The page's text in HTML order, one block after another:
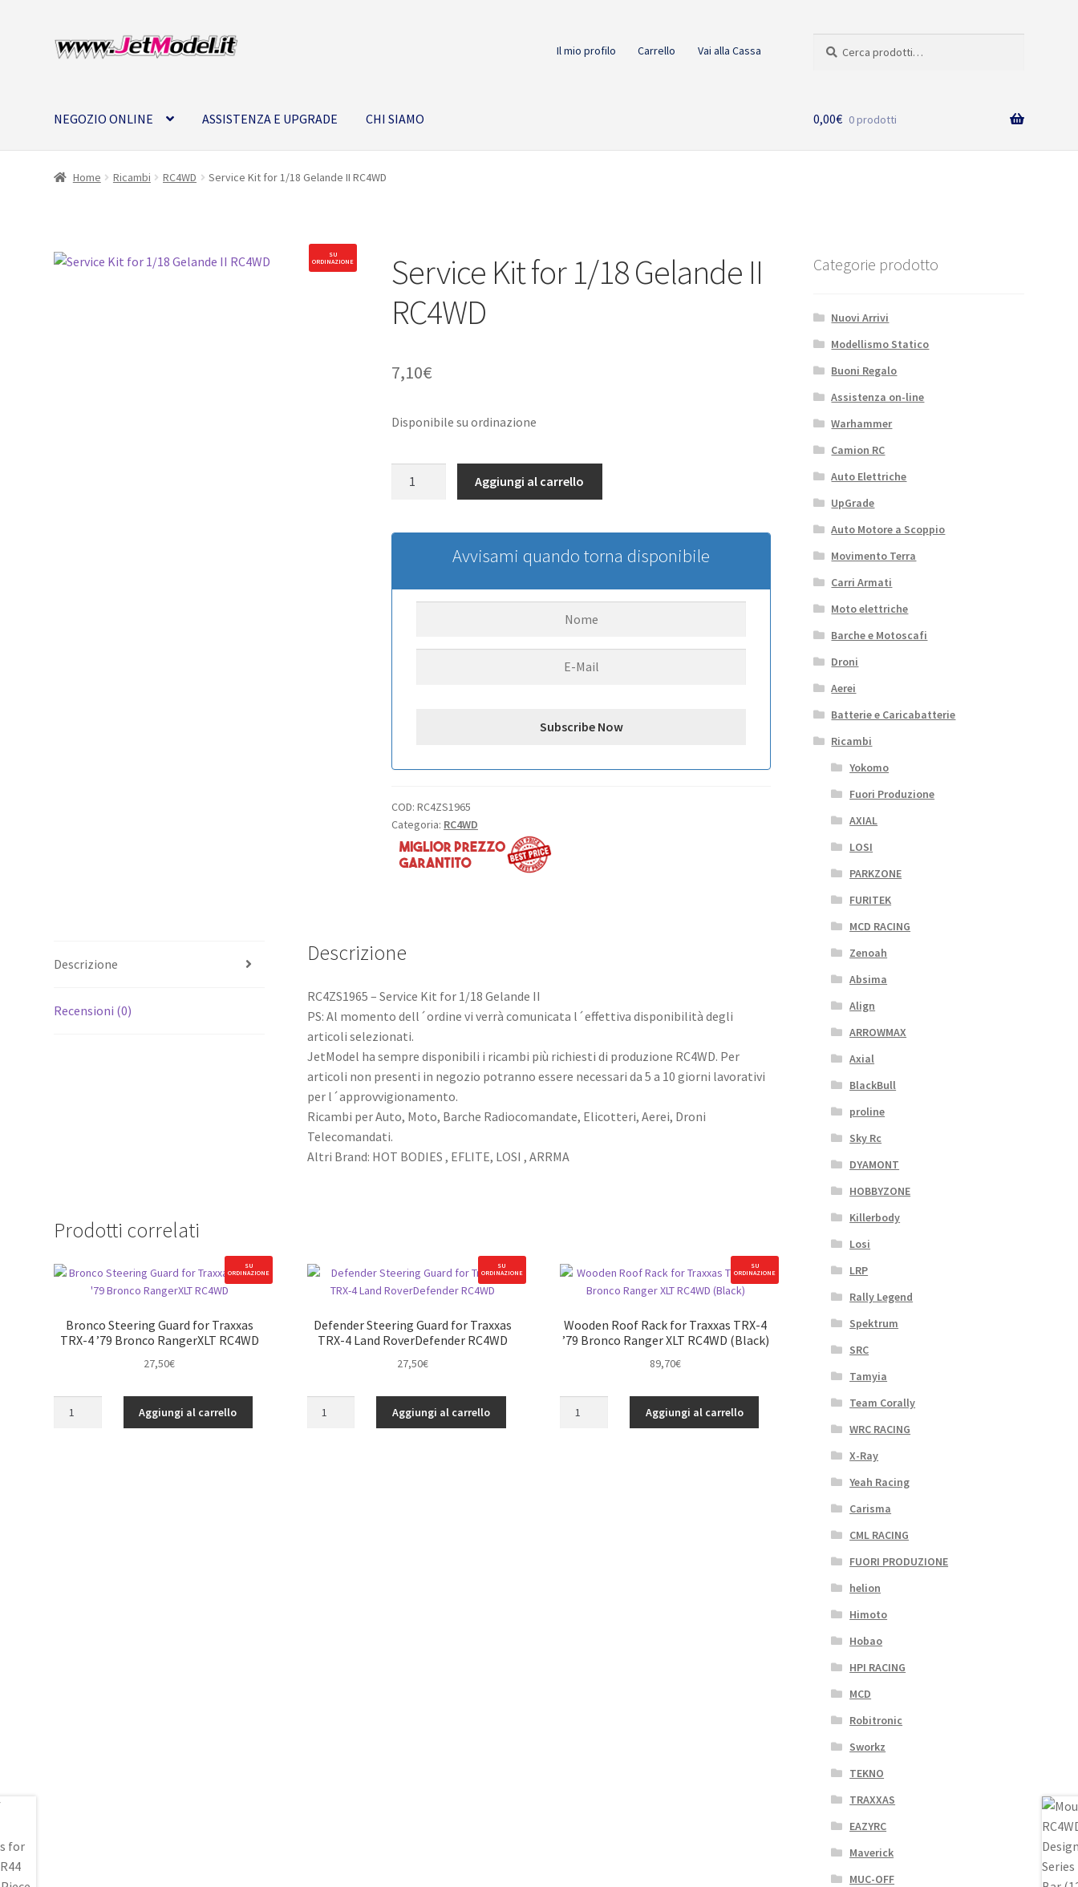
Vai
alla
Vai
al
Il mio profilo Carrello Vai alla Cassa
NEGOZIO ONLINE ASSISTENZA E UPGRADE CHI SIAMO 0,00€ 0 prodotti
Home Ricambi RC4WD Service Kit for 1/18 Gelande II RC4WD
SU
ORDINAZIONE
Service Kit for 1/18 Gelande II
RC4WD
7,10€
Disponibile su ordinazione
1/18
RC4WD
Aggiungi al carrello
Avvisami quando torna disponibile
COD: RC4ZS1965
Categoria: RC4WD
Descrizione
Recensioni (0)
Descrizione
RC4ZS1965 – Service Kit for 1/18 Gelande II
PS: Al momento dell´ordine vi verrà comunicata l´effettiva disponibilità degli
articoli selezionati.
JetModel ha sempre disponibili i ricambi più richiesti di produzione RC4WD. Per
articoli non presenti in negozio potranno essere necessari da 5 a 10 giorni lavorativi
per l´approvvigionamento.
Ricambi per Auto, Moto, Barche Radiocomandate, Elicotteri, Aerei, Droni
Telecomandati.
Altri Brand: HOT BODIES , EFLITE, LOSI , ARRMA
Prodotti correlati
SU
ORDINAZIONE
Bronco Steering Guard for Traxxas
TRX-4 ’79 Bronco RangerXLT RC4WD
27,50€
Aggiungi al carrello
SU
ORDINAZIONE
Defender Steering Guard for Traxxas
TRX-4 Land RoverDefender RC4WD
27,50€
Aggiungi al carrello
SU
ORDINAZIONE
Wooden Roof Rack for Traxxas TRX-4
’79 Bronco Ranger XLT RC4WD (Black)
89,70€
Aggiungi al carrello
Categorie prodotto
Nuovi Arrivi
Modellismo Statico
Buoni Regalo
Assistenza on-line
Warhammer
Camion RC
Auto Elettriche
UpGrade
Auto Motore a Scoppio
Movimento Terra
Carri Armati
Moto elettriche
Barche e Motoscafi
Droni
Aerei
Batterie e Caricabatterie
Ricambi
Yokomo
Fuori Produzione
AXIAL
LOSI
PARKZONE
FURITEK
MCD RACING
Zenoah
Absima
Align
ARROWMAX
Axial
BlackBull
proline
Sky Rc
DYAMONT
HOBBYZONE
Killerbody
Losi
LRP
Rally Legend
Spektrum
SRC
Tamyia
Team Corally
WRC RACING
X-Ray
Yeah Racing
Carisma
CML RACING
FUORI PRODUZIONE
helion
Himoto
Hobao
HPI RACING
MCD
Robitronic
Sworkz
TEKNO
TRAXXAS
EAZYRC
Maverick
MUC-OFF